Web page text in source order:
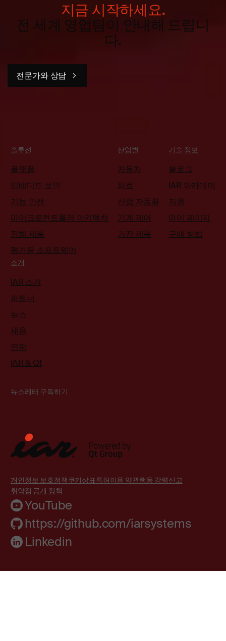
지금 시작하세요.
전 세계 영업팀이 안내해 드립니
다.
전문가와 상담
솔루션
플랫폼
임베디드 보안
기능 안전
마이크로컨트롤러 아키텍처
전체 제품
평가용 소프트웨어
산업별
자동차
의료
산업 자동화
기계 제어
가전 제품
기술 정보
블로그
IAR 아카데미
지원
마이 페이지
구매 방법
소개
IAR 소개
파트너
뉴스
채용
연락
IAR & Qt
뉴스레터 구독하기
개인정보 보호정책쿠키상표특허이용 약관행동 강령신고
취약점 공개 정책
YouTube
https://github.com/iarsystems
Linkedin